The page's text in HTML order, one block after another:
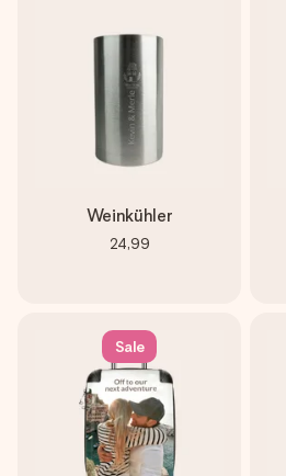
Weinkühler
24,99
Sale